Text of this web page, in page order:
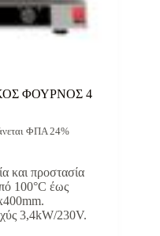
ΦΟΥΡΝΟΣ 4
ΦΠΑ 24%
και προστασία
100°C έως
3,4kW/230V.